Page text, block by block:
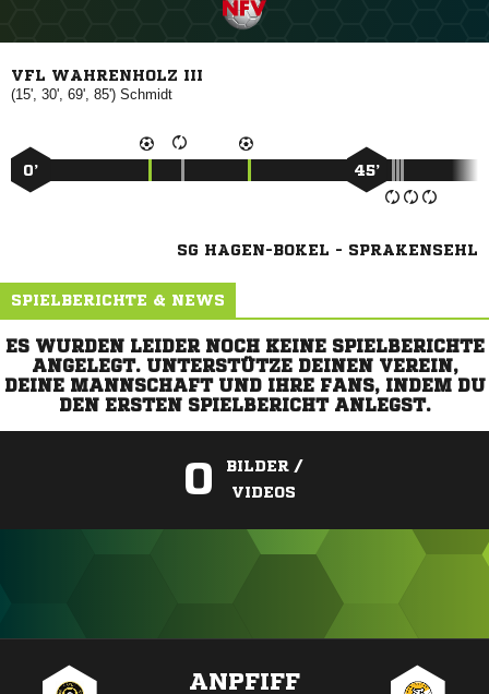
VFL WAHRENHOLZ III
(15', 30', 69', 85') 
0’ 45’
SG HAGEN-BOKEL - SPRAKENSEHL
SPIELBERICHTE & NEWS
ES WURDEN LEIDER NOCH KEINE SPIELBERICHTE
ANGELEGT. UNTERSTÜTZE DEINEN VEREIN,
DEINE MANNSCHAFT UND IHRE FANS, INDEM DU
DEN ERSTEN SPIELBERICHT ANLEGST.
0
BILDER /
VIDEOS
ANPFIFF